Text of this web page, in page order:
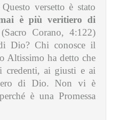
versetto è stato
è più veritiero di
(Sacro Corano, 4:122)
Dio? Chi conosce il
ha detto che
credenti, ai giusti e ai
di Dio. Non vi è
è una Promessa